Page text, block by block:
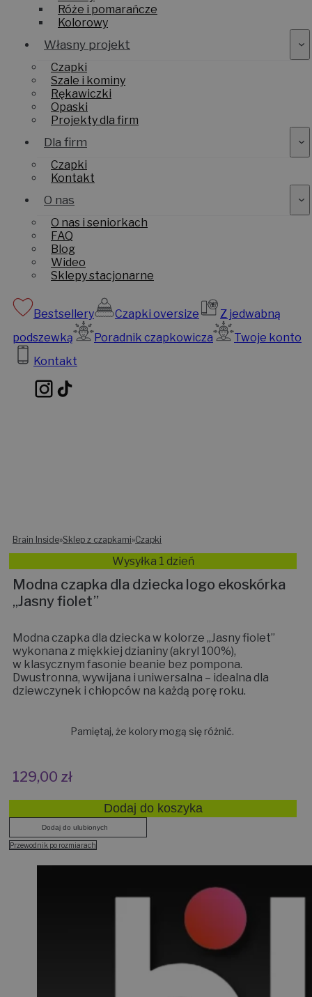
Róże i pomarańcze
Kolorowy
Własny projekt
Czapki
Szale i kominy
Rękawiczki
Opaski
Projekty dla firm
Dla firm
Czapki
Kontakt
O nas
O nas i seniorkach
FAQ
Blog
Wideo
Sklepy stacjonarne
Bestsellery Czapki oversize
Z jedwabną
podszewką
Poradnik czapkowicza
Twoje konto
Kontakt
Brain Inside»Sklep z czapkami»Czapki
Wysyłka 1 dzień
Modna czapka dla dziecka logo ekoskórka
„Jasny fiolet”
Modna czapka dla dziecka w kolorze „Jasny fiolet”
wykonana z miękkiej dzianiny (akryl 100%),
w klasycznym fasonie beanie bez pompona.
Dwustronna, wywijana i uniwersalna – idealna dla
dziewczynek i chłopców na każdą porę roku.
Pamiętaj, że kolory mogą się różnić.
129,00 zł
Dodaj do koszyka
Dodaj do ulubionych
Przewodnik po rozmiarach